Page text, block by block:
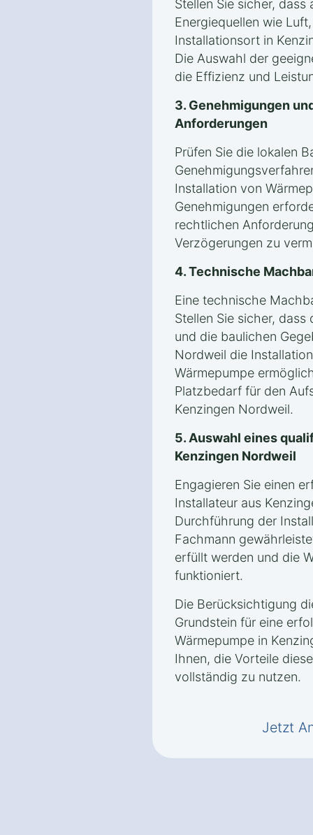
Stellen Sie sicher, dass
Energiequellen wie
Installationsort in
Die Auswahl der
die Effizienz und
3. Genehmigungen
Anforderungen
Prüfen Sie die lokalen
Installation von
Genehmigungen
rechtlichen
Verzögerungen zu
4. Technische
Eine technische
Stellen Sie sicher,
und die baulichen
Nordweil die
Wärmepumpe
Platzbedarf für den
Kenzingen Nordweil.
5. Auswahl eines
Kenzingen Nordweil
Engagieren Sie einen
Installateur aus
Durchführung der
Fachmann
erfüllt werden und die
funktioniert.
Die Berücksichtigung
Grundstein für eine
Wärmepumpe in
Ihnen, die Vorteile
vollständig zu nutzen.
Jetzt